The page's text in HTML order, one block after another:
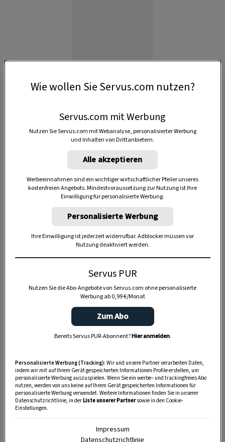
SPEICHERN DRUCKEN
30 g
Butter
Mehl
Wie wollen Sie Servus.com nutzen?
Servus.com mit Werbung
Nutzen Sie Servus.com mit Webanalyse, personalisierter Werbung
und Inhalten von Drittanbietern.
Alle akzeptieren
Werbeeinnahmen sind ein wichtiger wirtschaftlicher Pfeiler unseres
kostenfreien Angebots. Mindestvoraussetzung zur Nutzung ist Ihre
Einwilligung für personalisierte Werbung.
Personalisierte Werbung
Ihre Einwilligung ist jederzeit widerrufbar. Adblocker müssen vor
Nutzung deaktiviert werden.
Servus PUR
Nutzen Sie die Abo-Angebote von Servus.com ohne personalisierte
Werbung ab 0,99 €/Monat
Zum Abo
Bereits Servus PUR-Abonnent?Hier anmelden.
Personalisierte Werbung (Tracking): Wir und unsere Partner verarbeiten Daten,
indem wir mit auf Ihrem Gerät gespeicherten Informationen Profile erstellen, um
personalisierte Werbung auszuspielen. Wenn Sie ein werbe– und trackingfreies Abo
nutzen, werden von uns keine auf Ihrem Gerät gespeicherten Informationen für
personalisierte Werbung verwendet. Weitere Informationen finden Sie in unserer
Datenschutzrichtlinie, in derListe unserer Partnersowie in den Cookie-
Einstellungen.
Impressum